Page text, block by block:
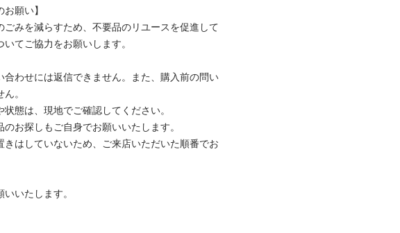
お願い】
ごみを減らすため、不要品のリユースを促進して
てご協力をお願いします。
合わせには返信できません。また、購入前の問い
。
状態は、現地でご確認してください。
のお探しもご自身でお願いいたします。
きはしていないため、ご来店いただいた順番でお
いたします。